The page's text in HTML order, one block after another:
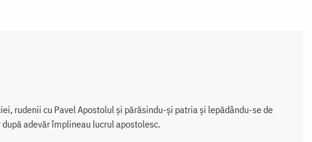
rudenii cu Pavel Apostolul și părăsindu-și patria și lepădându-se de
adevăr împlineau lucrul apostolesc.